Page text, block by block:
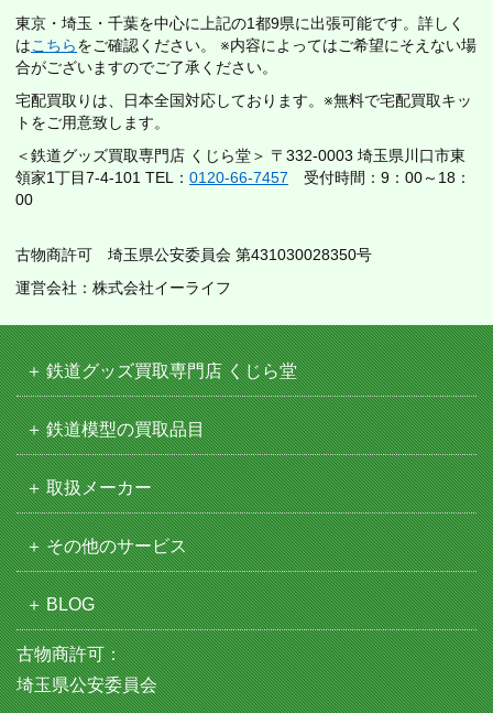
東京・埼玉・千葉を中心に上記の1都9県に出張可能です。詳しく
はこちらをご確認ください。 ※内容によってはご希望にそえない場
合がございますのでご了承ください。
宅配買取りは、日本全国対応しております。※無料で宅配買取キッ
トをご用意致します。
＜鉄道グッズ買取専門店 くじら堂＞ 〒332-0003 埼玉県川口市東
領家1丁目7-4-101 TEL： 0120-66-7457 受付時間：9：00～18：
00
古物商許可 埼玉県公安委員会 第431030028350号
運営会社：株式会社イーライフ
鉄道グッズ買取専門店 くじら堂
鉄道模型の買取品目
取扱メーカー
その他のサービス
BLOG
古物商許可：
埼玉県公安委員会